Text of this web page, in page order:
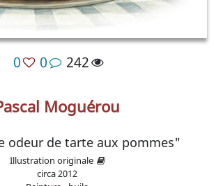
0 0 242
Moguérou
odeur de tarte aux pommes"
Illustration originale
circa2012